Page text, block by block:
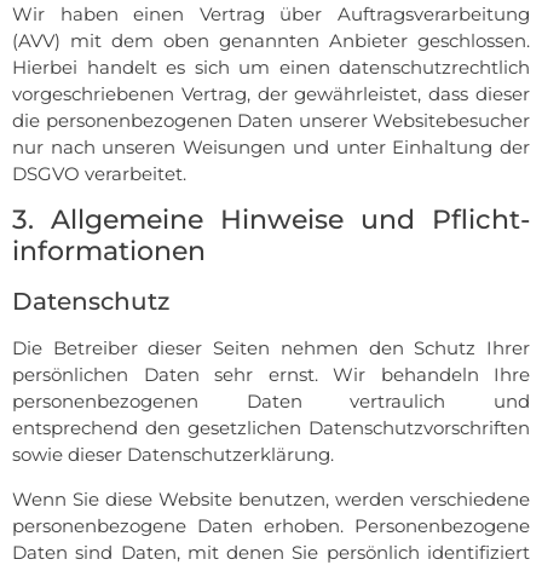
Wir haben einen Vertrag über Auftragsverarbeitung
(AVV) mit dem oben genannten Anbieter geschlossen.
Hierbei handelt es sich um einen datenschutzrechtlich
vorgeschriebenen Vertrag, der gewährleistet, dass dieser
die personenbezogenen Daten unserer Websitebesucher
nur nach unseren Weisungen und unter Einhaltung der
DSGVO verarbeitet.
3. Allgemeine Hinweise und Pflicht­
informationen
Datenschutz
Die Betreiber dieser Seiten nehmen den Schutz Ihrer
persönlichen Daten sehr ernst. Wir behandeln Ihre
personenbezogenen Daten vertraulich und
entsprechend den gesetzlichen Datenschutzvorschriften
sowie dieser Datenschutzerklärung.
Wenn Sie diese Website benutzen, werden verschiedene
personenbezogene Daten erhoben. Personenbezogene
Daten sind Daten, mit denen Sie persönlich identifiziert